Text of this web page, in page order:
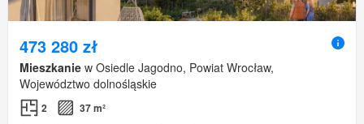
473 280 zł
Mieszkanie w Osiedle Jagodno, Powiat Wrocław,
Województwo dolnośląskie
2 37 m²